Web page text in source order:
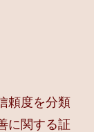
頼度を分類
に関する証